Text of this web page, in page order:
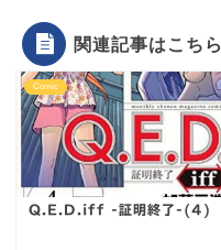
関連記事はこちら
Comic
Q.E.D.iff -証明終了-(4)